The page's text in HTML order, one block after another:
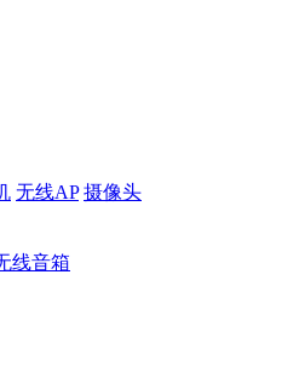
无线AP 摄像头
线音箱